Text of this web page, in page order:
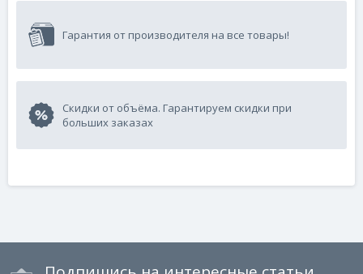
Гарантия от производителя на все товары!
Скидки от объёма. Гарантируем скидки при
больших заказах